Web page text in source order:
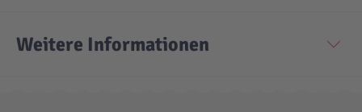
Weitere Informationen